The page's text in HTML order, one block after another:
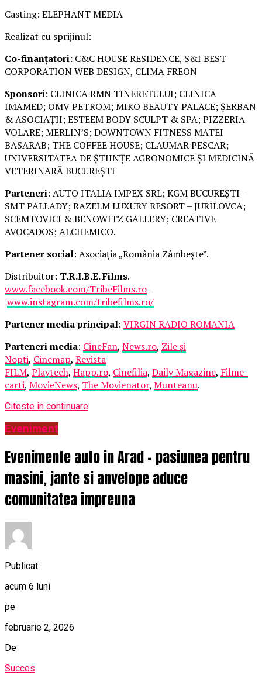
Casting: ELEPHANT MEDIA
Realizat cu sprijinul:
Co-finanțatori: C&C HOUSE RESIDENCE, S&I BEST
CORPORATION WEB DESIGN, CLIMA FREON
Sponsori: CLINICA RMN TINERETULUI; CLINICA
IMAMED; OMV PETROM; MIKO BEAUTY PALACE; ȘERBAN
& ASOCIAȚII; ESTEEM BODY SCULPT & SPA; PIZZERIA
VOLARE; MERLIN’S; DOWNTOWN FITNESS MATEI
BASARAB; THE COFFEE HOUSE; CLAUMAR PESCAR;
UNIVERSITATEA DE ȘTIINȚE AGRONOMICE ȘI MEDICINĂ
VETERINARĂ BUCUREȘTI
Parteneri: AUTO ITALIA IMPEX SRL; KGM BUCUREȘTI –
SMT PALLADY; RAZELM LUXURY RESORT – JURILOVCA;
SCEMTOVICI & BENOWITZ GALLERY; CREATIVE
AVOCADOS; ALCHEMICO.
Partener social: Asociația „România Zâmbește”.
Distribuitor: T.R.I.B.E. Films.
www.facebook.com/TribeFilms.ro–
www.instagram.com/tribefilms.ro/
Partener media principal: VIRGIN RADIO ROMANIA
Parteneri media: CineFan, News.ro, Zile și
Nopți, Cinemap, Revista
FILM, Playtech, Happ.ro, Cinefilia, Daily Magazine, Filme-
carti, MovieNews, The Movienator, Munteanu.
Citeste in continuare
Eveniment
Evenimente auto in Arad – pasiunea pentru
masini, jante si anvelope aduce
comunitatea impreuna
Publicat
acum 6 luni
pe
februarie 2, 2026
De
Succes